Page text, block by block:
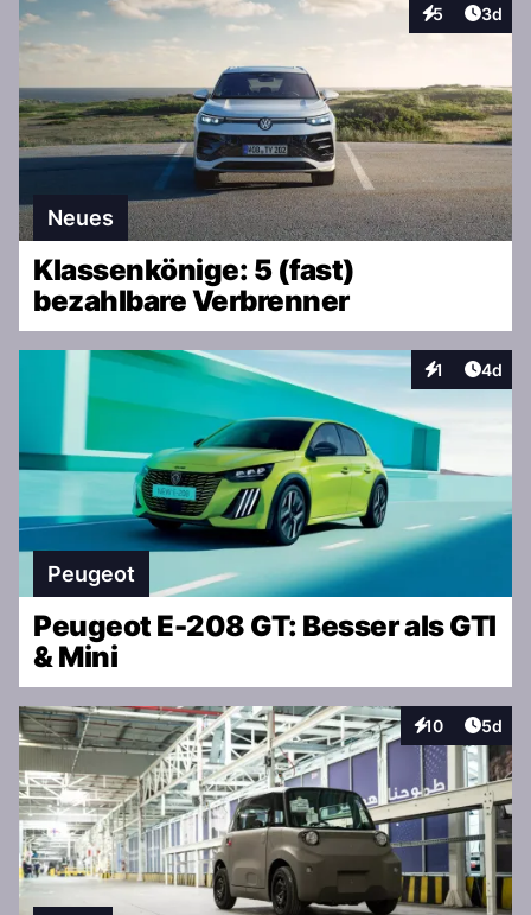
5
Interaktionen
3d
Neues
Klassenkönige: 5 (fast)
bezahlbare Verbrenner
1
Interaktionen
4d
Peugeot
Peugeot E-208 GT: Besser als GTI
& Mini
10
Interaktionen
5d